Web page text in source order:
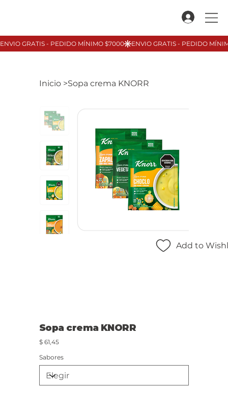
Inicio >Sopa crema KNORR
Sopa crema KNORR
Precio
$ 61,45
Sabores
Add to